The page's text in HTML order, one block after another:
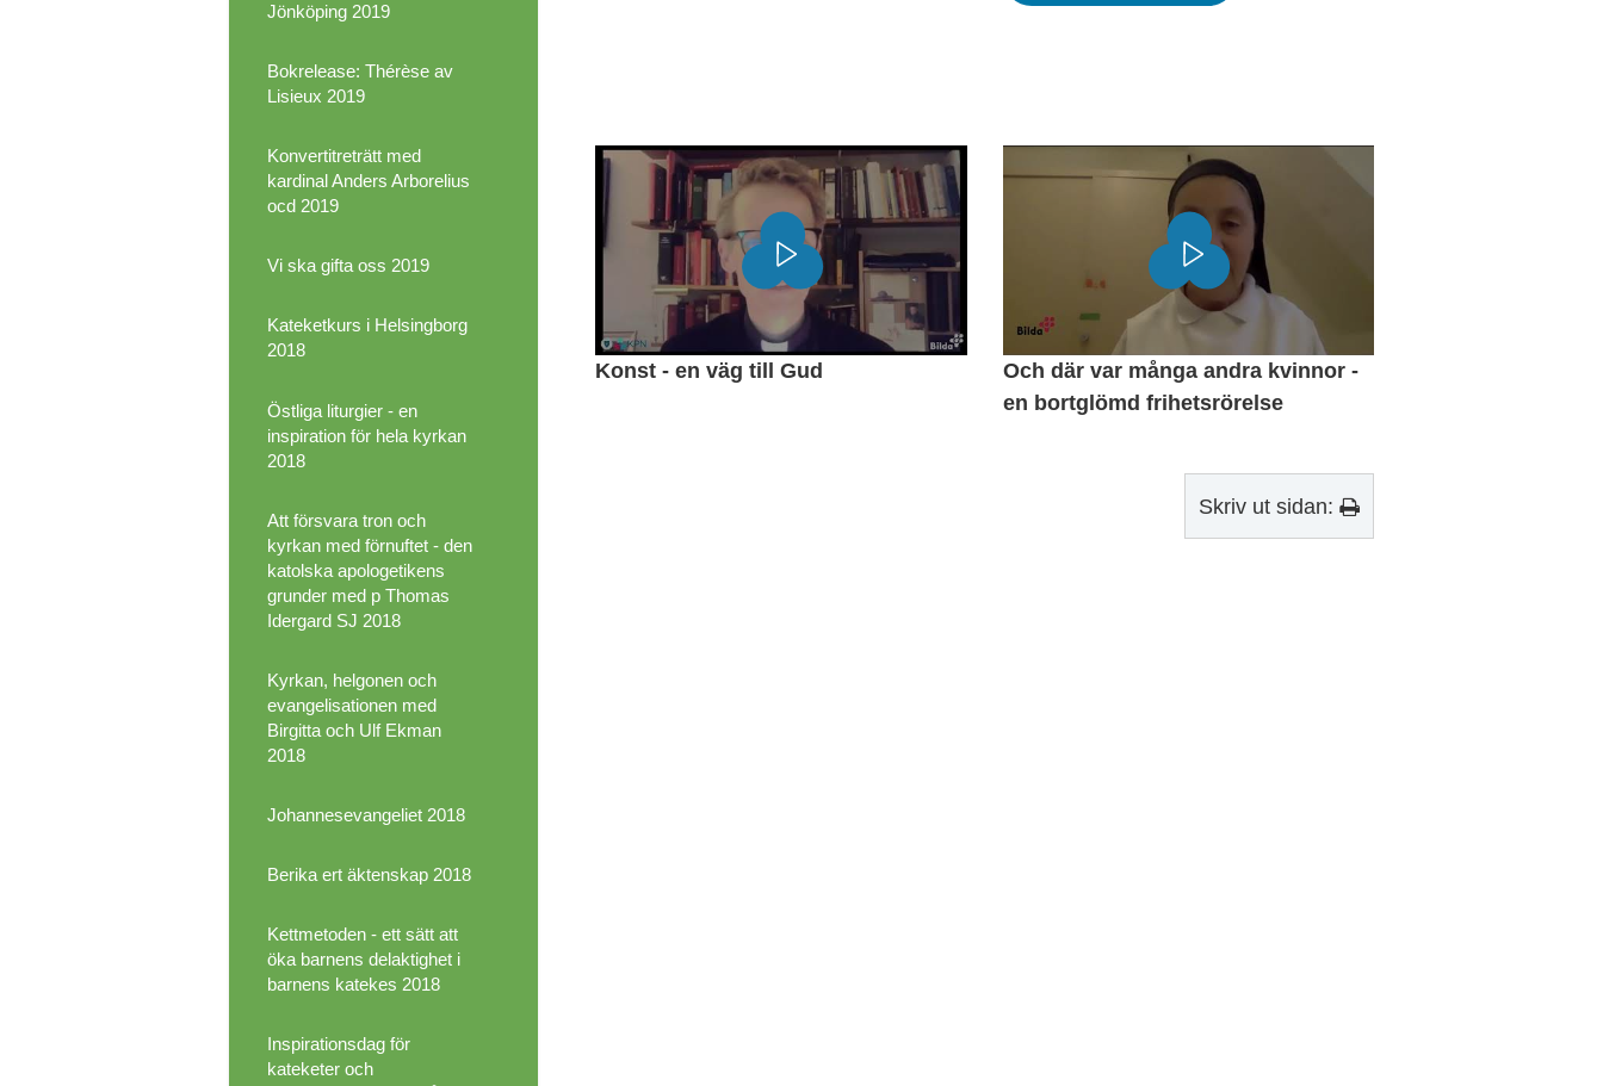
Jönköping 2019
Bokrelease: Thérèse av
Lisieux 2019
Konvertitreträtt med
kardinal Anders Arborelius
ocd 2019
Vi ska gifta oss 2019
Kateketkurs i Helsingborg
2018
Östliga liturgier - en
inspiration för hela kyrkan
2018
Att försvara tron och
kyrkan med förnuftet - den
katolska apologetikens
grunder med p Thomas
Idergard SJ 2018
Kyrkan, helgonen och
evangelisationen med
Birgitta och Ulf Ekman
2018
Johannesevangeliet 2018
Berika ert äktenskap 2018
Kettmetoden - ett sätt att
öka barnens delaktighet i
barnens katekes 2018
Inspirationsdag för
kateketer och
Konst - en väg till Gud
Och där var många andra kvinnor -
en bortglömd frihetsrörelse
Skriv ut sidan: